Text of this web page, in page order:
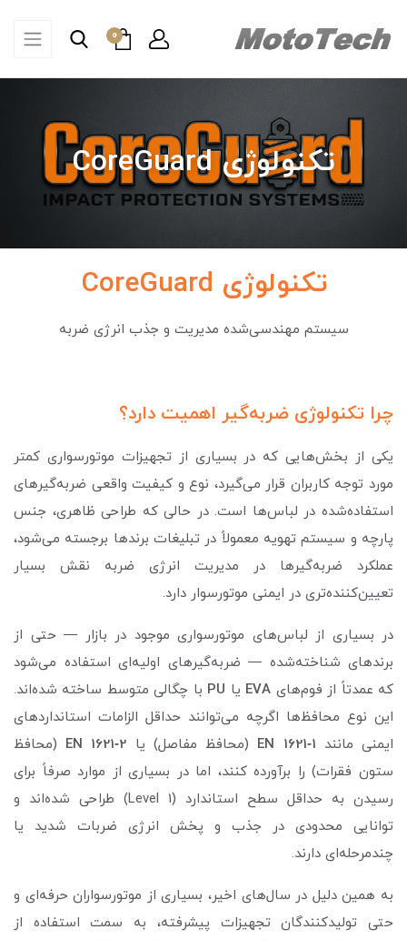
0
تکنولوژی CoreGuard
تکنولوژی CoreGuard
سیستم مهندسی‌شده مدیریت و جذب انرژی ضربه
چرا تکنولوژی ضربه‌گیر اهمیت دارد؟
یکی از بخش‌هایی که در بسیاری از تجهیزات موتورسواری کمتر
مورد توجه کاربران قرار می‌گیرد، نوع و کیفیت واقعی ضربه‌گیرهای
استفاده‌شده در لباس‌ها است. در حالی که طراحی ظاهری، جنس
پارچه و سیستم تهویه معمولاً در تبلیغات برندها برجسته می‌شود،
عملکرد ضربه‌گیرها در مدیریت انرژی ضربه نقش بسیار
تعیین‌کننده‌تری در ایمنی موتورسوار دارد.
در بسیاری از لباس‌های موتورسواری موجود در بازار — حتی از
برندهای شناخته‌شده — ضربه‌گیرهای اولیه‌ای استفاده می‌شود
که عمدتاً از فوم‌های EVA یا PU با چگالی متوسط ساخته شده‌اند.
این نوع محافظ‌ها اگرچه می‌توانند حداقل الزامات استانداردهای
ایمنی مانند EN 1621‑1 (محافظ مفاصل) یا EN 1621‑2 (محافظ
ستون فقرات) را برآورده کنند، اما در بسیاری از موارد صرفاً برای
رسیدن به حداقل سطح استاندارد (Level 1) طراحی شده‌اند و
توانایی محدودی در جذب و پخش انرژی ضربات شدید یا
چندمرحله‌ای دارند.
به همین دلیل در سال‌های اخیر، بسیاری از موتورسواران حرفه‌ای و
حتی تولیدکنندگان تجهیزات پیشرفته، به سمت استفاده از